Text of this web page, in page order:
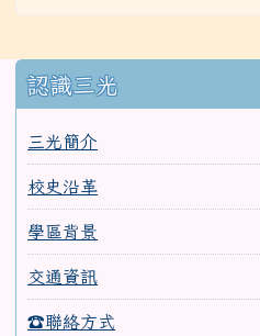
::: 認識三光
三光簡介
校史沿革
學區背景
交通資訊
☎聯絡方式